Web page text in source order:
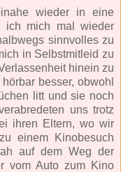
wieder in eine
ich mich mal wieder
sinnvolles zu
in Selbstmitleid zu
hinein zu
besser, obwohl
litt und sie noch
uns trotz
ihren Eltern, wo wir
einem Kinobesuch
auf dem Weg der
vom Auto zum Kino